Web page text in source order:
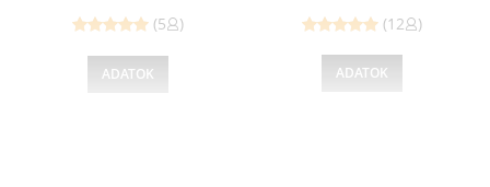
out of
(5 )
ADATOK
out of
(12 )
ADATOK